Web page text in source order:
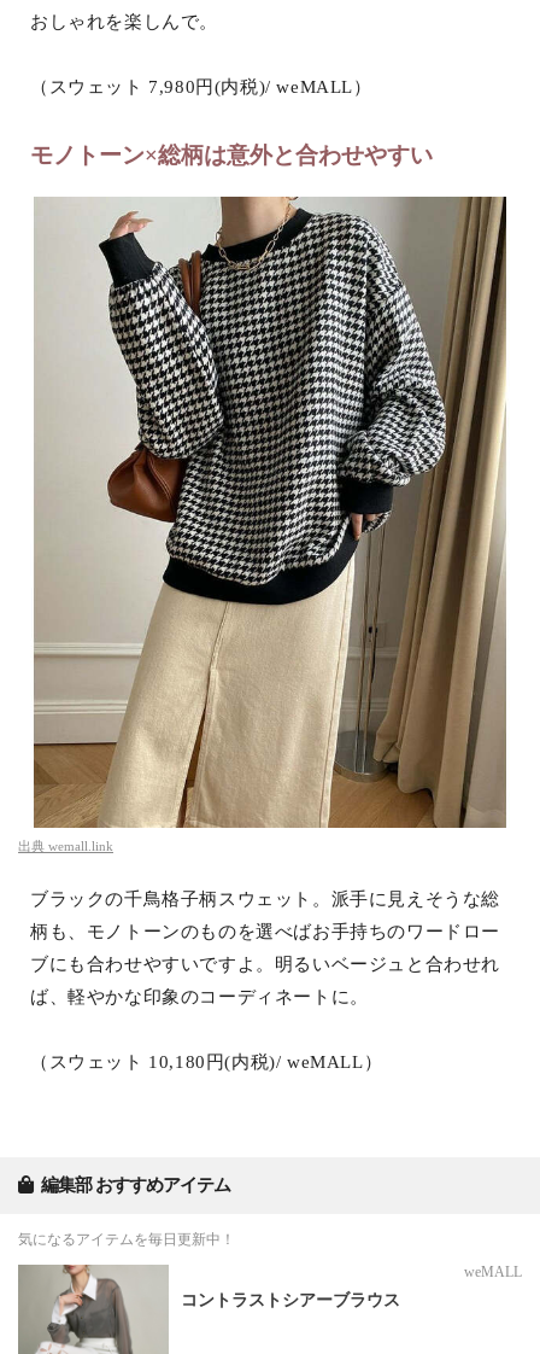
おしゃれを楽しんで。
（スウェット 7,980円(内税)/ weMALL）
モノトーン×総柄は意外と合わせやすい
出典 wemall.link
ブラックの千鳥格子柄スウェット。派手に見えそうな総
柄も、モノトーンのものを選べばお手持ちのワードロー
ブにも合わせやすいですよ。明るいベージュと合わせれ
ば、軽やかな印象のコーディネートに。
（スウェット 10,180円(内税)/ weMALL）
編集部 おすすめアイテム
気になるアイテムを毎日更新中！
weMALL
コントラストシアーブラウス